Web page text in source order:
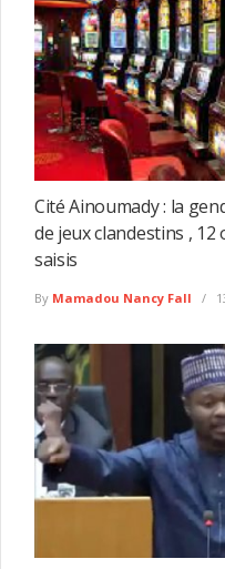
Cité Ainoumady : la
de jeux clandestins ,
saisis
By Mamadou Nancy Fall